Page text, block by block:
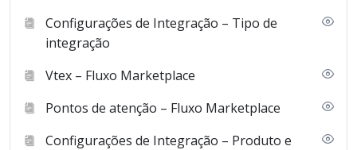
Configurações de Integração – Tipo de
integração
Vtex – Fluxo Marketplace
Pontos de atenção – Fluxo Marketplace
Configurações de Integração – Produto e